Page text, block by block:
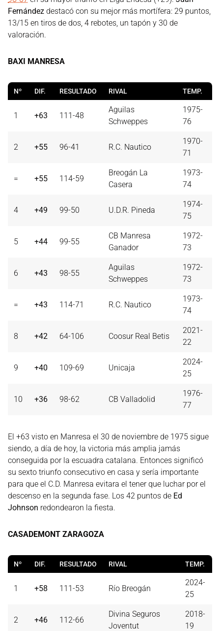
Fernández destacó con su mejor más mortífera: 29 puntos,
13/15 en tiros de dos, 4 rebotes, un tapón y 30 de
valoración.
BAXI MANRESA
Nº DIF. RESULTADO RIVAL TEMP.
1 +63 111-48
Aguilas
Schweppes
1975-
76
2 +55 96-41 R.C. Nautico
1970-
71
= +55 114-59
Breogán La
Casera
1973-
74
4 +49 99-50 U.D.R. Pineda
1974-
75
5 +44 99-55
CB Manresa
Ganador
1972-
73
6 +43 98-55
Aguilas
Schweppes
1972-
73
= +43 114-71 R.C. Nautico
1973-
74
8 +42 64-106 Coosur Real Betis
2021-
22
9 +40 109-69 Unicaja
2024-
25
10 +36 98-62 CB Valladolid
1976-
77
El +63 visto en Manresa el 30 de noviembre de 1975 sigue
siendo, a día de hoy, la victoria más amplia jamás
conseguida por la escuadra catalana. Entonces significó
su sexto triunfo consecutivo en casa y sería importante
para que el C.D. Manresa evitara el tener que luchar por el
descenso en la segunda fase. Los 42 puntos de Ed
Johnson redondearon la fiesta.
CASADEMONT ZARAGOZA
Nº DIF. RESULTADO RIVAL TEMP.
1 +58 111-53 Río Breogán
2024-
25
2 +46 112-66
Divina Seguros
Joventut
2018-
19